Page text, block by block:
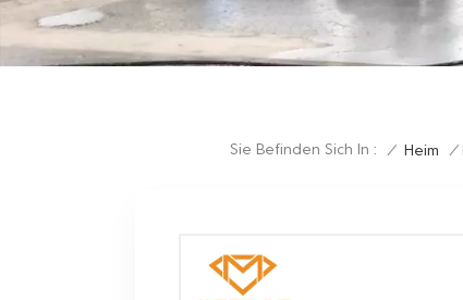
Sie Befinden Sich In : / Heim /